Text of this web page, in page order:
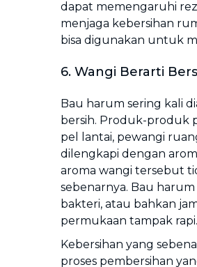
dapat memengaruhi
menjaga kebersihan
bisa digunakan untuk
6. Wangi Berarti
Bau harum sering kali
bersih. Produk-produk
pel lantai, pewangi
dilengkapi dengan
aroma wangi tersebut
sebenarnya. Bau
bakteri, atau bahkan
permukaan tampak rapi.
Kebersihan yang
proses pembersihan